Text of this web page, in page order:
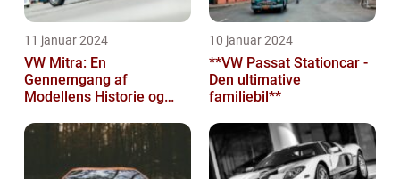
11 januar 2024
VW Mitra: En
Gennemgang af
Modellens Historie og
Bilentusiaster
10 januar 2024
**VW Passat Stationcar -
Den ultimative
familiebil**